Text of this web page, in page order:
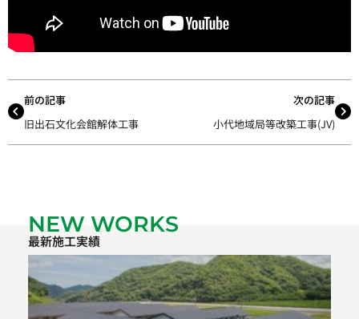
前の記事
旧出石文化会館解体工事
次の記事
小代地域局等改築工事(JV)
NEW WORKS
最新施工実績